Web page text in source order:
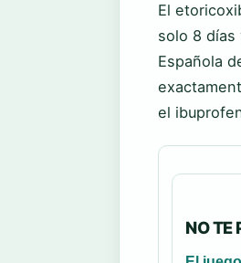
El
solo 8 días
Española
el
NO TE